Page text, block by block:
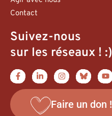
Contact
Suivez-nous
sur les réseaux ! :)
Faire un don !